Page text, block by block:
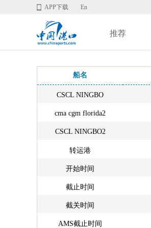
APP下载 En
推荐
船名
CSCL NINGBO
cma cgm florida2
CSCL NINGBO2
转运港
开始时间
截止时间
截关时间
AMS截止时间